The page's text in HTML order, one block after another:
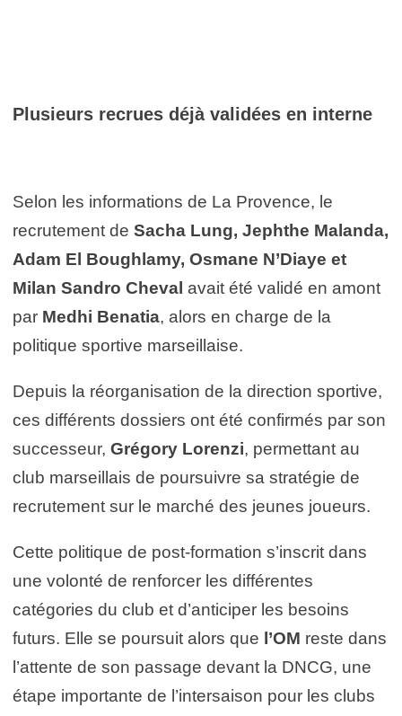
Plusieurs recrues déjà validées en interne
Selon les informations de La Provence, le
recrutement de Sacha Lung, Jephthe Malanda,
Adam El Boughlamy, Osmane N’Diaye et
Milan Sandro Cheval avait été validé en amont
par Medhi Benatia, alors en charge de la
politique sportive marseillaise.
Depuis la réorganisation de la direction sportive,
ces différents dossiers ont été confirmés par son
successeur, Grégory Lorenzi, permettant au
club marseillais de poursuivre sa stratégie de
recrutement sur le marché des jeunes joueurs.
Cette politique de post-formation s’inscrit dans
une volonté de renforcer les différentes
catégories du club et d’anticiper les besoins
futurs. Elle se poursuit alors que l’OM reste dans
l’attente de son passage devant la DNCG, une
étape importante de l’intersaison pour les clubs